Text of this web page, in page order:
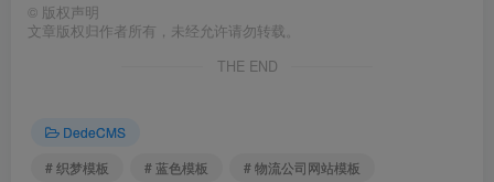
© 版权声明
文章版权归作者所有，未经允许请勿转载。
THE END
DedeCMS
# 织梦模板
# 蓝色模板
# 物流公司网站模板